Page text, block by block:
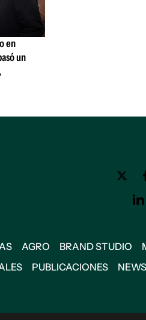
en
un
AGRO BRAND STUDIO
PUBLICACIONES